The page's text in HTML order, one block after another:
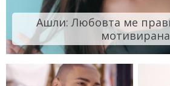
Ашли: Любовта ме
мотивирана